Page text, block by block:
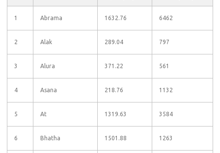
1 Abrama 1632.76 6462
2 Alak 289.04 797
3 Alura 371.22 561
4 Asana 218.76 1132
5 At 1319.63 3584
6 Bhatha 1501.88 1263